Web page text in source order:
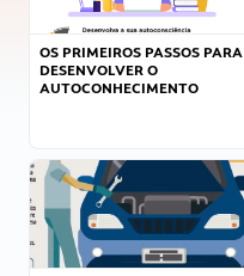
OS PRIMEIROS PASSOS PARA
DESENVOLVER O
AUTOCONHECIMENTO